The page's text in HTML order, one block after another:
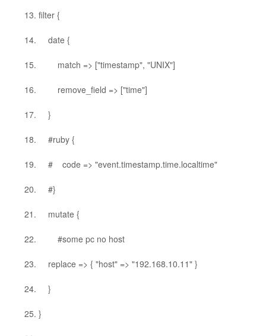
filter {
date {
match => ["timestamp", "UNIX"]
remove_field => ["time"]
}
#ruby {
# code => "event.timestamp.time.localtime"
#}
mutate {
#some pc no host
replace => { "host" => "192.168.10.11" }
}
}